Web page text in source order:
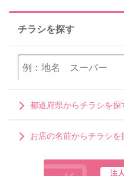
チラシを探す
都道府県からチラシを探
お店の名前からチラシを